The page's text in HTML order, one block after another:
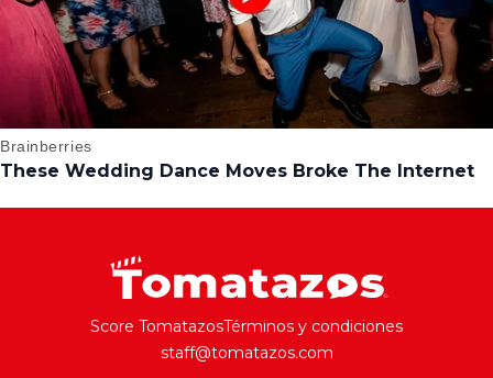
Score TomatazosTérminos y condiciones
staff@tomatazos.com